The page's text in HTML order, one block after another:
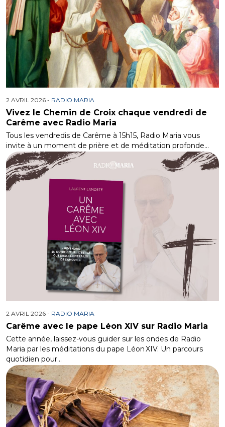
2 AVRIL 2026 - RADIO MARIA
Vivez le Chemin de Croix chaque vendredi de
Carême avec Radio Maria
Tous les vendredis de Carême à 15h15, Radio Maria vous
invite à un moment de prière et de méditation profonde…
2 AVRIL 2026 - RADIO MARIA
Carême avec le pape Léon XIV sur Radio Maria
Cette année, laissez-vous guider sur les ondes de Radio
Maria par les méditations du pape Léon XIV. Un parcours
quotidien pour…